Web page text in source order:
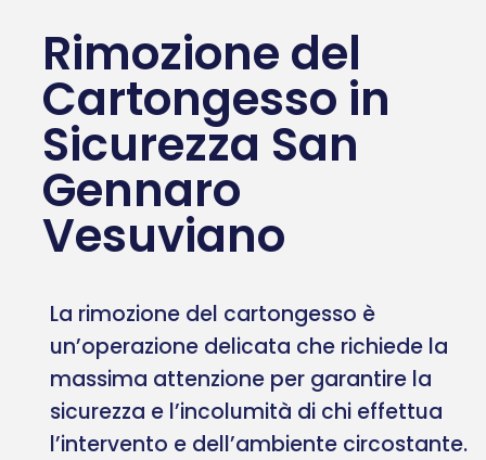
Rimozione del
Cartongesso in
Sicurezza San
Gennaro
Vesuviano
La rimozione del cartongesso è
un’operazione delicata che richiede la
massima attenzione per garantire la
sicurezza e l’incolumità di chi effettua
l’intervento e dell’ambiente circostante.